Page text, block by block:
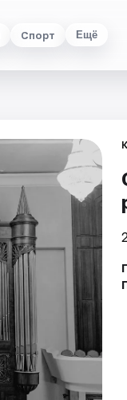
Спорт Ещё